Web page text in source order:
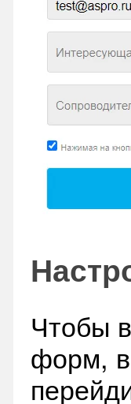
Чтобы
форм, в